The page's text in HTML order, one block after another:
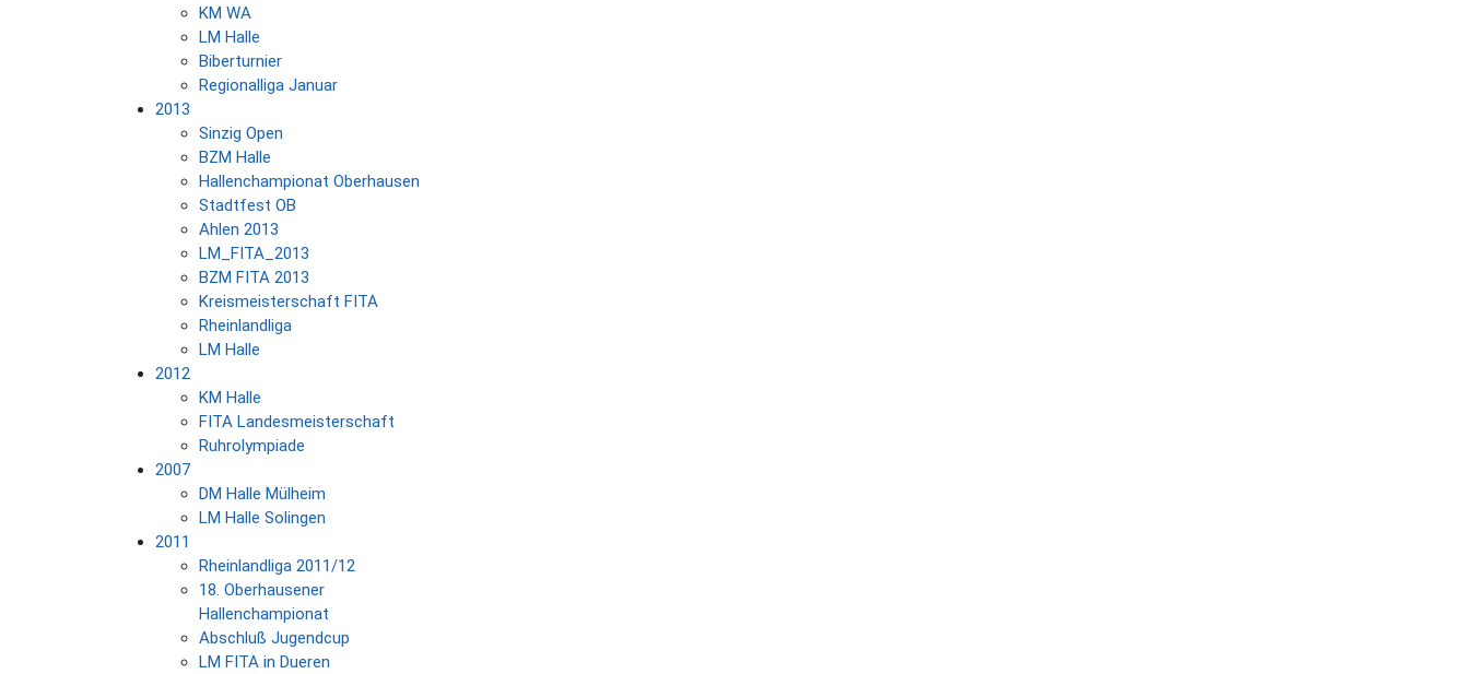
KM WA
LM Halle
Biberturnier
Regionalliga Januar
2013
Sinzig Open
BZM Halle
Hallenchampionat Oberhausen
Stadtfest OB
Ahlen 2013
LM_FITA_2013
BZM FITA 2013
Kreismeisterschaft FITA
Rheinlandliga
LM Halle
2012
KM Halle
FITA Landesmeisterschaft
Ruhrolympiade
2007
DM Halle Mülheim
LM Halle Solingen
2011
Rheinlandliga 2011/12
18. Oberhausener
Hallenchampionat
Abschluß Jugendcup
LM FITA in Dueren